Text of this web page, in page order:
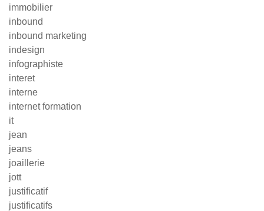
immobilier
inbound
inbound marketing
indesign
infographiste
interet
interne
internet formation
it
jean
jeans
joaillerie
jott
justificatif
justificatifs